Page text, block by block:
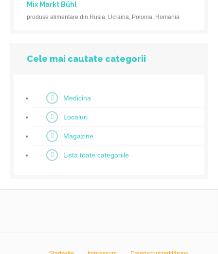
Mix Markt Bühl
produse alimentare din Rusia, Ucraina, Polonia, Romania
Cele mai cautate categorii
Medicina
Localuri
Magazine
Lista toate categoriile